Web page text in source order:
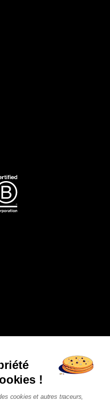
!
cookies et autres traceurs,